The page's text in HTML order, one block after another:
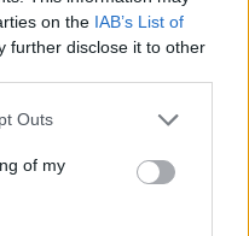
on the IAB’s List of
further disclose it to other
Outs
of my
Αττικής κάηκε τα
χρόνια